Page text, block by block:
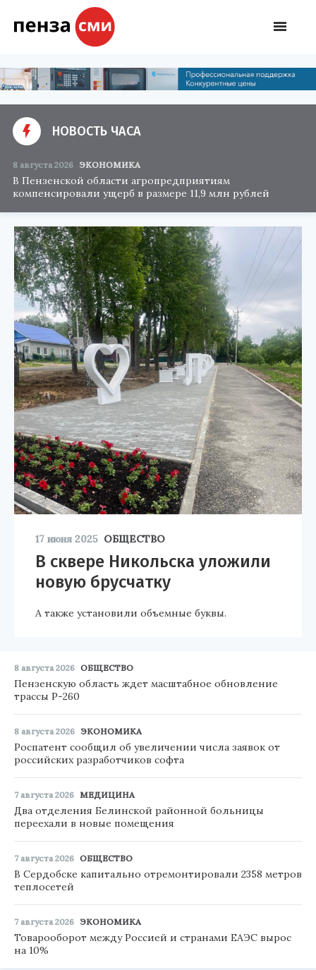
НОВОСТЬ ЧАСА
8 августа 2026 ЭКОНОМИКА
В Пензенской области агропредприятиям
компенсировали ущерб в размере 11,9 млн рублей
17 июня 2025 ОБЩЕСТВО
В сквере Никольска уложили
новую брусчатку
А также установили объемные буквы.
8 августа 2026 ОБЩЕСТВО
Пензенскую область ждет масштабное обновление
трассы Р-260
8 августа 2026 ЭКОНОМИКА
Роспатент сообщил об увеличении числа заявок от
российских разработчиков софта
7 августа 2026 МЕДИЦИНА
Два отделения Белинской районной больницы
переехали в новые помещения
7 августа 2026 ОБЩЕСТВО
В Сердобске капитально отремонтировали 2358 метров
теплосетей
7 августа 2026 ЭКОНОМИКА
Товарооборот между Россией и странами ЕАЭС вырос
на 10%